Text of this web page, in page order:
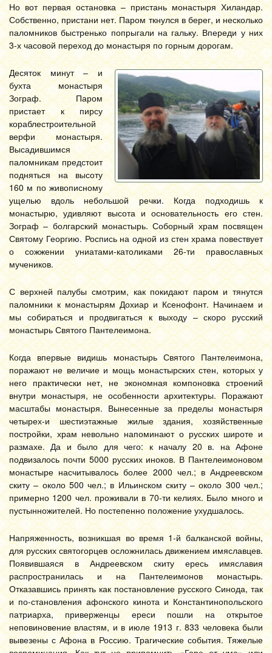
Но вот первая остановка – пристань монастыря Хиландар.
Собственно, пристани нет. Паром ткнулся в берег, и несколько
паломников быстренько попрыгали на гальку. Впереди у них
3-х часовой переход до монастыря по горным дорогам.
Десяток минут – и
бухта монастыря
Зограф. Паром
пристает к пирсу
кораблестроительной
верфи монастыря.
Высадившимся
паломникам предстоит
подняться на высоту
160 м по живописному
ущелью вдоль небольшой речки. Когда подходишь к
монастырю, удивляют высота и основательность его стен.
Зограф – болгарский монастырь. Соборный храм посвящен
Святому Георгию. Роспись на одной из стен храма повествует
о сожжении униатами-католиками 26-ти православных
мучеников.
С верхней палубы смотрим, как покидают паром и тянутся
паломники к монастырям Дохиар и Ксенофонт. Начинаем и
мы собираться и продвигаться к выходу – скоро русский
монастырь Святого Пантелеимона.
Когда впервые видишь монастырь Святого Пантелеимона,
поражают не величие и мощь монастырских стен, которых у
него практически нет, не экономная компоновка строений
внутри монастыря, не особенности архитектуры. Поражают
масштабы монастыря. Вынесенные за пределы монастыря
четырех-и шестиэтажные жилые здания, хозяйственные
постройки, храм невольно напоминают о русских широте и
размахе. Да и было для чего: к началу 20 в. на Афоне
подвизалось почти 5000 русских иноков. В Пантелеимоновом
монастыре насчитывалось более 2000 чел.; в Андреевском
скиту – около 500 чел.; в Ильинском скиту – около 300 чел.;
примерно 1200 чел. проживали в 70-ти келиях. Было много и
пустынножителей. Но постепенно положение ухудшалось.
Напряженность, возникшая во время 1-й балканской войны,
для русских святогорцев осложнилась движением имяславцев.
Появившаяся в Андреевском скиту ересь имяславия
распространилась и на Пантелеимонов монастырь.
Отказавшись принять как постановление русского Синода, так
и по-становления афонского кинота и Константинопольского
патриарха, приверженцы ереси пошли на открытое
неповиновение властям, и в июле 1913 г. 833 человека были
вывезены с Афона в Россию. Трагические события. Тяжелые